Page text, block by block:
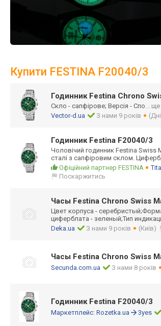
Купити FESTINA F20040/3
Годинник Festina Chrono
Скло - сапфірове; Версія - Спо... ще
Vector-d.ua
З нами 9 років
Годинник Festina F20040/3
Чоловічий годинник Festina Swiss
сталі з сапфіровим склом.
Офіційний партнер FESTINA
Поскаржитись
Часы Festina Chrono Swiss
Цвет корпуса - серебристый;Фор
циферблата - зеленый;Тип
Deka.ua
З нами 9 років (Київ)
Часы Festina Chrono Swiss
Secunda.com.ua З нами 8 років
Годинник Festina F20040/3
Маркетплейс: Rozetka.ua 3yes